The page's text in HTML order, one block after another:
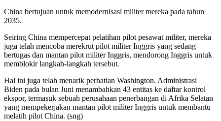
China bertujuan untuk memodernisasi militer mereka pada tahun
2035.
Seiring China mempercepat pelatihan pilot pesawat militer, mereka
juga telah mencoba merekrut pilot militer Inggris yang sedang
bertugas dan mantan pilot militer Inggris, mendorong Inggris untuk
memblokir langkah-langkah tersebut.
Hal ini juga telah menarik perhatian Washington. Administrasi
Biden pada bulan Juni menambahkan 43 entitas ke daftar kontrol
ekspor, termasuk sebuah perusahaan penerbangan di Afrika Selatan
yang mempekerjakan mantan pilot militer Inggris untuk membantu
melatih pilot China. (sng)